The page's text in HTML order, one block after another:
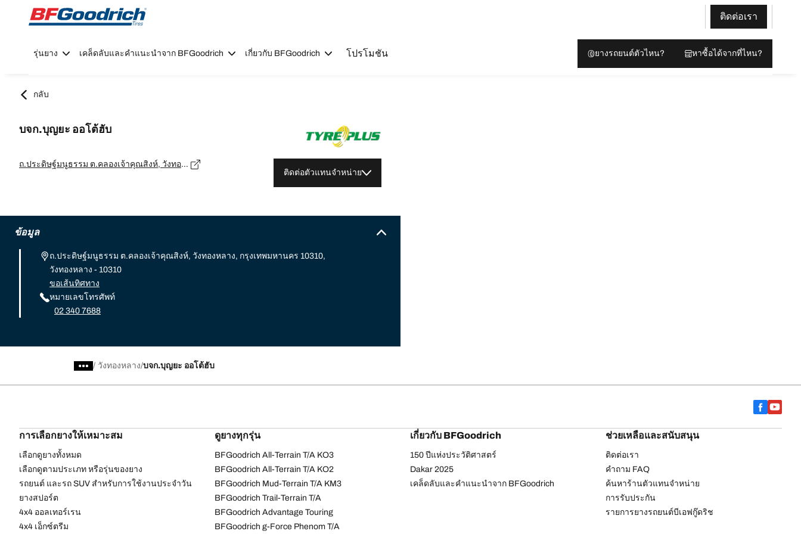
Go to page content
Go to page navigation
ติดต่อเรา
รุ่นยาง เคล็ดลับและคำแนะนำจาก BFGoodrich เกี่ยวกับ BFGoodrich โปรโมชัน ยางรถยนต์ตัวไหน? หาซื้อได้จากที่ไหน?
กลับ
บจก.บุญยะ ออโต้ฮับ
ถ.ประดิษฐ์มนูธรรม ต.คลองเจ้าคุณสิงห์, วังทองหลาง, กรุงเทพมหานคร 10310, วังทองหลาง - 10310
ติดต่อตัวแทนจำหน่าย
ข้อมูล
ถ.ประดิษฐ์มนูธรรม ต.คลองเจ้าคุณสิงห์, วังทองหลาง, กรุงเทพมหานคร 10310,
วังทองหลาง - 10310
ขอเส้นทิศทาง
หมายเลขโทรศัพท์
02 340 7688
/ วังทองหลาง บจก.บุญยะ ออโต้ฮับ
การเลือกยางให้เหมาะสม
เลือกดูยางทั้งหมด
เลือกดูตามประเภท หรือรุ่นของยาง
รถยนต์ และรถ SUV สำหรับการใช้งานประจำวัน
ยางสปอร์ต
4x4 ออลเทอร์เรน​
4x4 เอ็กซ์ตรีม​
ดูยางทุกรุ่น
BFGoodrich All-Terrain T/A KO3
BFGoodrich All-Terrain T/A KO2
BFGoodrich Mud-Terrain T/A KM3
BFGoodrich Trail-Terrain T/A
BFGoodrich Advantage Touring
BFGoodrich g-Force Phenom T/A
เกี่ยวกับ BFGoodrich
150 ปีแห่งประวัติศาสตร์
Dakar 2025
เคล็ดลับและคำแนะนำจาก BFGoodrich
ช่วยเหลือและสนับสนุน
ติดต่อเรา
คำถาม FAQ
ค้นหาร้านตัวแทนจำหน่าย
การรับประกัน
รายการยางรถยนต์บีเอฟกู๊ดริช